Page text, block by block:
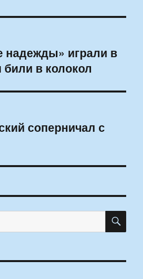
надежды» играли в
били в колокол
соперничал с